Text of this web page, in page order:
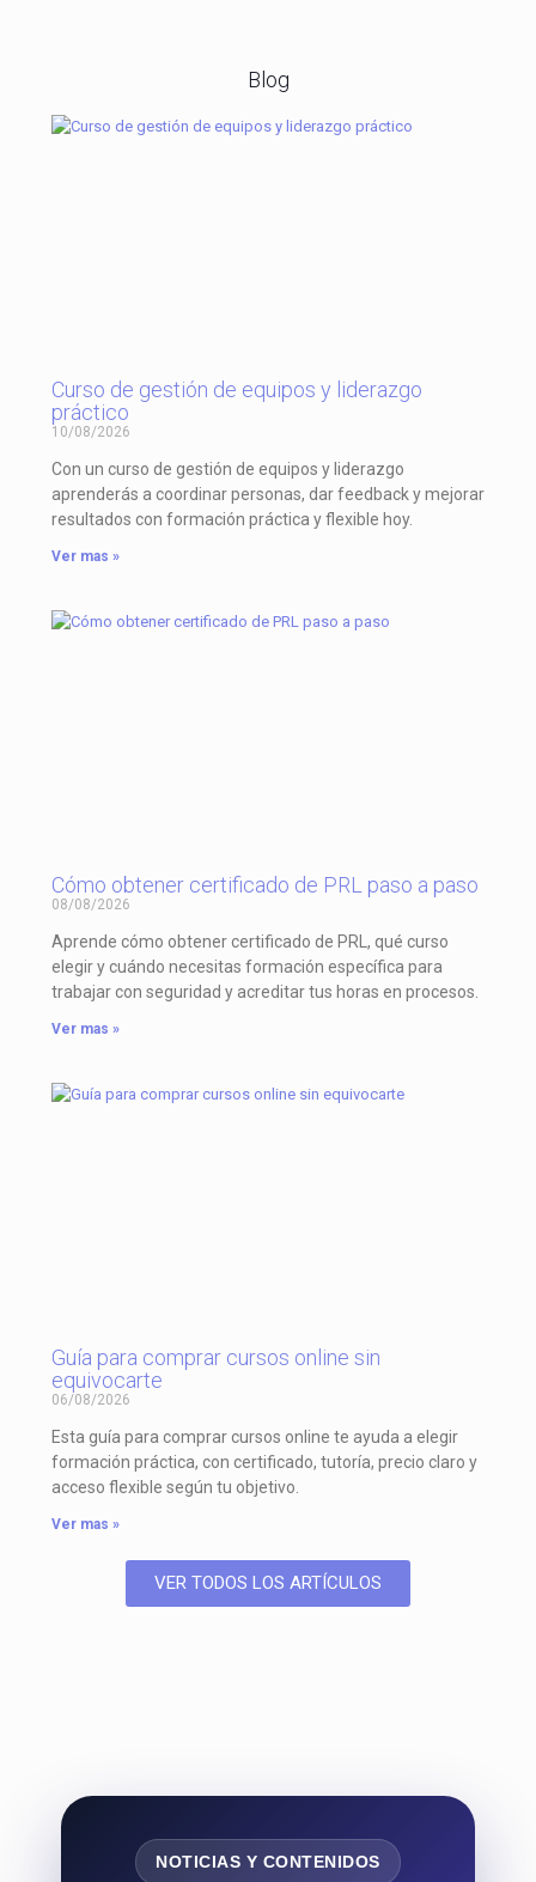
Blog
Curso de gestión de equipos y liderazgo
práctico
10/08/2026
Con un curso de gestión de equipos y liderazgo
aprenderás a coordinar personas, dar feedback y mejorar
resultados con formación práctica y flexible hoy.
Ver mas »
Cómo obtener certificado de PRL paso a paso
08/08/2026
Aprende cómo obtener certificado de PRL, qué curso
elegir y cuándo necesitas formación específica para
trabajar con seguridad y acreditar tus horas en procesos.
Ver mas »
Guía para comprar cursos online sin
equivocarte
06/08/2026
Esta guía para comprar cursos online te ayuda a elegir
formación práctica, con certificado, tutoría, precio claro y
acceso flexible según tu objetivo.
Ver mas »
VER TODOS LOS ARTÍCULOS
NOTICIAS Y CONTENIDOS